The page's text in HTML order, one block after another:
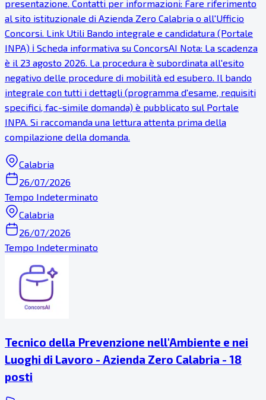
presentazione. Contatti per informazioni: Fare riferimento
al sito istituzionale di Azienda Zero Calabria o all'Ufficio
Concorsi. Link Utili Bando integrale e candidatura (Portale
INPA) ℹ Scheda informativa su ConcorsAI Nota: La scadenza
è il 23 agosto 2026. La procedura è subordinata all'esito
negativo delle procedure di mobilità ed esubero. Il bando
integrale con tutti i dettagli (programma d'esame, requisiti
specifici, fac-simile domanda) è pubblicato sul Portale
INPA. Si raccomanda una lettura attenta prima della
compilazione della domanda.
Calabria
26/07/2026
Tempo Indeterminato
Calabria
26/07/2026
Tempo Indeterminato
Tecnico della Prevenzione nell'Ambiente e nei
Luoghi di Lavoro - Azienda Zero Calabria - 18
posti